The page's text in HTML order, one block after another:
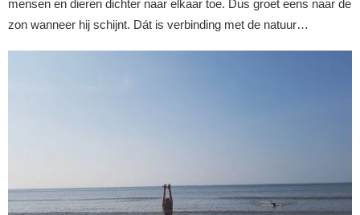
mensen en dieren dichter naar elkaar toe. Dus groet eens naar de
zon wanneer hij schijnt. Dát is verbinding met de natuur…